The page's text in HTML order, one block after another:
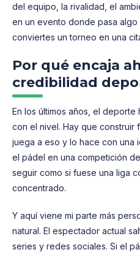
del equipo, la rivalidad, el
en un evento donde pasa algo
conviertes un torneo en una
Por qué encaja
credibilidad
En los últimos años, el
con el nivel. Hay que construir
juega a eso y lo hace con una
el pádel en una competición
seguir como si fuese una liga
concentrado.
Y aquí viene mi parte más
natural. El espectador actual
series y redes sociales. Si el